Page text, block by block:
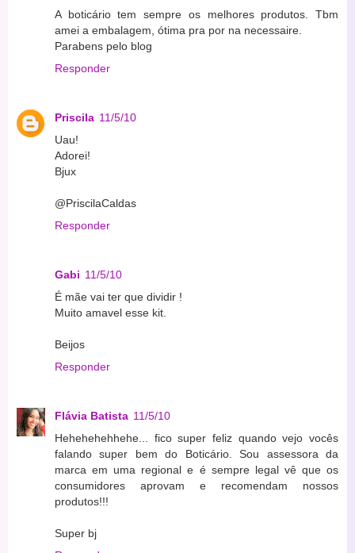
A boticário tem sempre os melhores produtos. Tbm
amei a embalagem, ótima pra por na necessaire.
Parabens pelo blog
Responder
Priscila 11/5/10
Uau!
Adorei!
Bjux
@PriscilaCaldas
Responder
Gabi 11/5/10
É mãe vai ter que dividir !
Muito amavel esse kit.
Beijos
Responder
Flávia Batista 11/5/10
Hehehehehhehe... fico super feliz quando vejo vocês
falando super bem do Boticário. Sou assessora da
marca em uma regional e é sempre legal vê que os
consumidores aprovam e recomendam nossos
produtos!!!
Super bj